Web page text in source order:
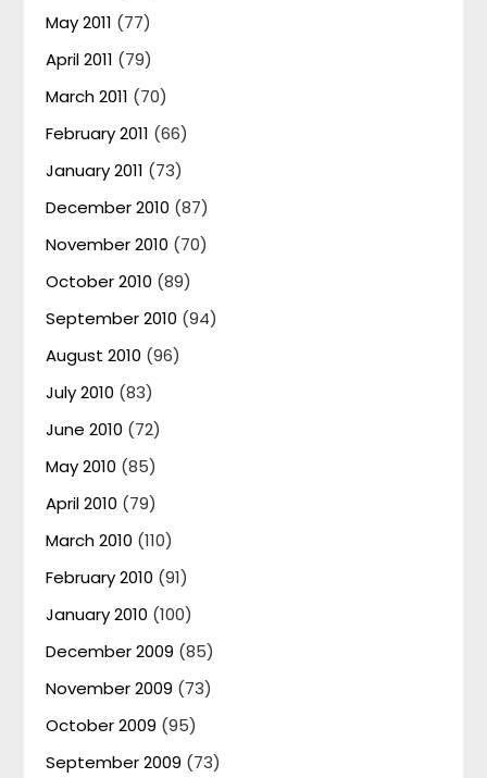
May 2011 (77)
April 2011 (79)
March 2011 (70)
February 2011 (66)
January 2011 (73)
December 2010 (87)
November 2010 (70)
October 2010 (89)
September 2010 (94)
August 2010 (96)
July 2010 (83)
June 2010 (72)
May 2010 (85)
April 2010 (79)
March 2010 (110)
February 2010 (91)
January 2010 (100)
December 2009 (85)
November 2009 (73)
October 2009 (95)
September 2009 (73)